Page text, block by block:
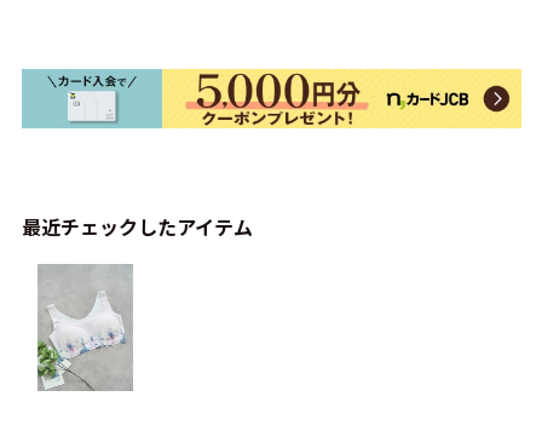
最近チェックしたアイテム